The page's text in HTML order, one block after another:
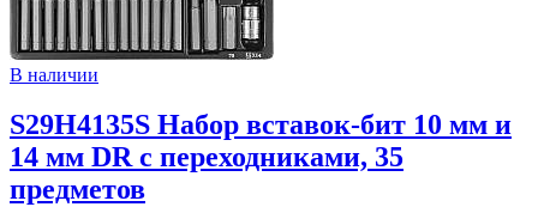
В наличии
S29H4135S Набор вставок-бит 10 мм и
14 мм DR с переходниками, 35
предметов